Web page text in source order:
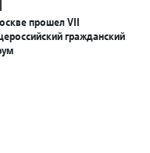
прошел VII
гражданский